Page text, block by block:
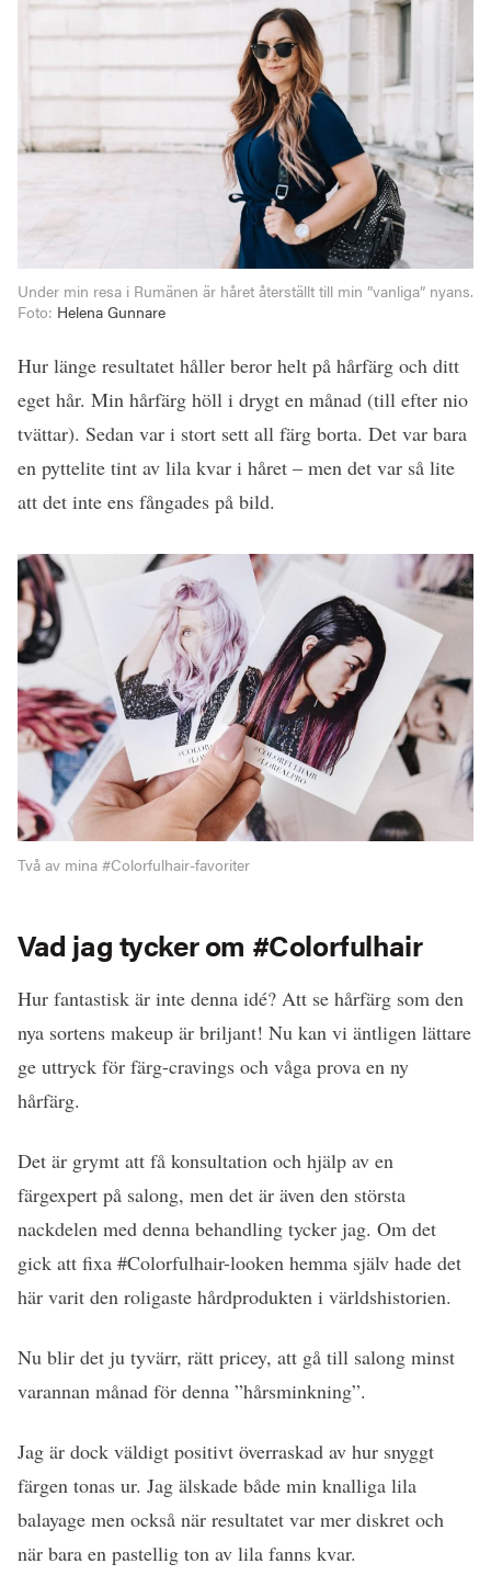
Under min resa i Rumänen är håret återställt till min ”vanliga” nyans.
Foto: Helena Gunnare
Hur länge resultatet håller beror helt på hårfärg och ditt
eget hår. Min hårfärg höll i drygt en månad (till efter nio
tvättar). Sedan var i stort sett all färg borta. Det var bara
en pyttelite tint av lila kvar i håret – men det var så lite
att det inte ens fångades på bild.
Två av mina #Colorfulhair-favoriter
Vad jag tycker om #Colorfulhair
Hur fantastisk är inte denna idé? Att se hårfärg som den
nya sortens makeup är briljant! Nu kan vi äntligen lättare
ge uttryck för färg-cravings och våga prova en ny
hårfärg.
Det är grymt att få konsultation och hjälp av en
färgexpert på salong, men det är även den största
nackdelen med denna behandling tycker jag. Om det
gick att fixa #Colorfulhair-looken hemma själv hade det
här varit den roligaste hårdprodukten i världshistorien.
Nu blir det ju tyvärr, rätt pricey, att gå till salong minst
varannan månad för denna ”hårsminkning”.
Jag är dock väldigt positivt överraskad av hur snyggt
färgen tonas ur. Jag älskade både min knalliga lila
balayage men också när resultatet var mer diskret och
när bara en pastellig ton av lila fanns kvar.